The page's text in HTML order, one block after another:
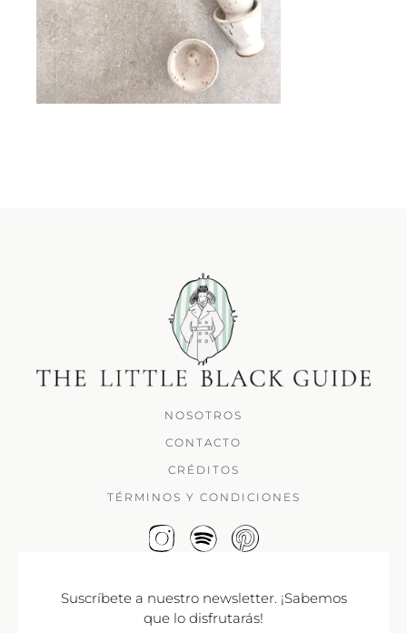
NOSOTROS
CONTACTO
CRÉDITOS
TÉRMINOS Y CONDICIONES
Suscríbete a nuestro newsletter. ¡Sabemos
que lo disfrutarás!